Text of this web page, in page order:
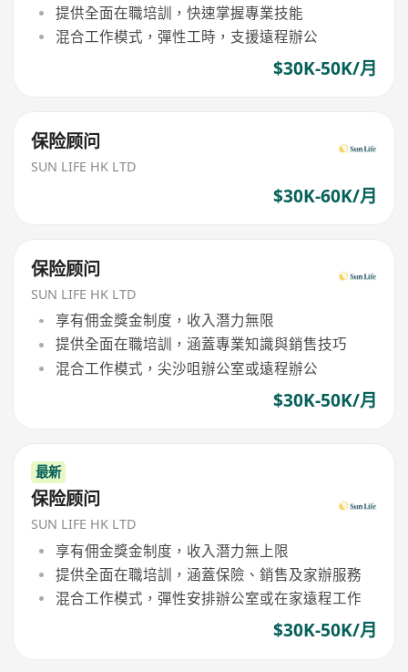
提供全面在職培訓，快速掌握專業技能
混合工作模式，彈性工時，支援遠程辦公
$30K-50K/月
保险顾问
SUN LIFE HK LTD
$30K-60K/月
保险顾问
SUN LIFE HK LTD
享有佣金獎金制度，收入潛力無限
提供全面在職培訓，涵蓋專業知識與銷售技巧
混合工作模式，尖沙咀辦公室或遠程辦公
$30K-50K/月
最新
保险顾问
SUN LIFE HK LTD
享有佣金獎金制度，收入潛力無上限
提供全面在職培訓，涵蓋保險、銷售及家辦服務
混合工作模式，彈性安排辦公室或在家遠程工作
$30K-50K/月